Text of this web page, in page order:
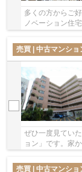
多くの方からご
ノベーション住
探しの方は、便
売買 | 中古マンショ
ぜひ一度見てい
ョン」です。家
売買 | 中古マンショ